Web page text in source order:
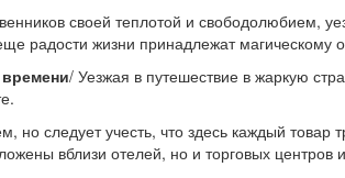
своей теплотой и свободолюбием,
радости жизни принадлежат магическому
/ Уезжая в путешествие в жаркую
следует учесть, что здесь каждый
вблизи отелей, но и торговых центров